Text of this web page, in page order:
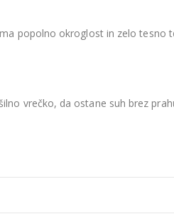
popolno okroglost in zelo tesno
vrečko, da ostane suh brez